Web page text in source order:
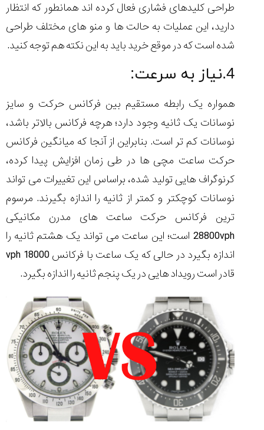
طراحی کلیدهای فشاری فعال کرده اند همانطور که انتظار
دارید، این عملیات به حالت ها و منو های مختلف طراحی
شده است که در موقع خرید باید به این نکته هم توجه کنید.
4.نیاز به سرعت:
همواره یک رابطه مستقیم بین فرکانس حرکت و سایز
نوسانات یک ثانیه وجود دارد؛ هرچه فرکانس بالاتر باشد،
نوسانات کم تر است. بنابراین از آنجا که میانگین فرکانس
حرکت ساعت مچی ها در طی زمان افزایش پیدا کرده،
کرنوگراف هایی تولید شده، براساس این تغییرات می تواند
نوسانات کوچکتر و کمتر از ثانیه را اندازه بگیرند. مرسوم
ترین فرکانس حرکت ساعت های مدرن مکانیکی
28800vph است؛ این ساعت می تواند یک هشتم ثانیه را
اندازه بگیرد در حالی که یک ساعت با فرکانس 18000 vph
قادر است رویداد هایی در یک پنجم ثانیه را اندازه بگیرد.